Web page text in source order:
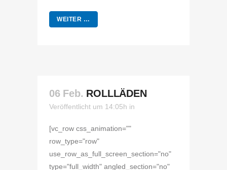
WEITER …
06 Feb. ROLLLÄDEN
Veröffentlicht um 14:05h in
[vc_row css_animation=""
row_type="row"
use_row_as_full_screen_section="no"
type="full_width" angled_section="no"